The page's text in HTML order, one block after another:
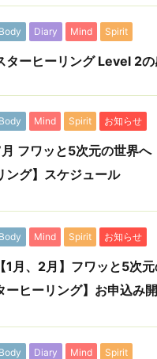
Body Diary Mind Spirit
ターヒーリング Level 2の
Body Mind Spirit お知らせ
フワッと5次元の世界へ
ング】スケジュール
Body Mind Spirit お知らせ
【1月、2月】フワッと5次
ーヒーリング】お申込み開
Body Diary Mind Spirit